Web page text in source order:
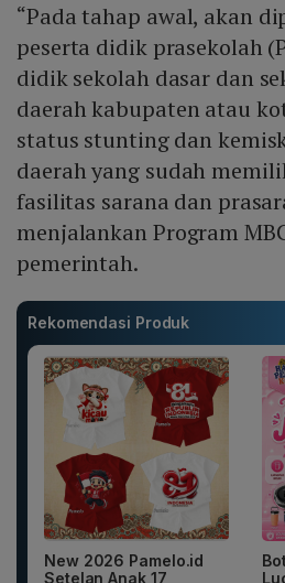
“Pada tahap awal, akan
peserta didik prasekolah
didik sekolah dasar dan
daerah kabupaten atau
status stunting dan
daerah yang sudah
fasilitas sarana dan
menjalankan Program
pemerintah.
Rekomendasi Produk
New 2026 Pamelo.id
Setelan Anak 17